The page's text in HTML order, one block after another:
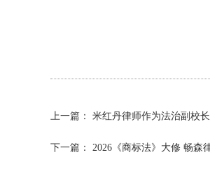
上一篇： 米红丹律师作为法治副校
下一篇： 2026《商标法》大修 畅森